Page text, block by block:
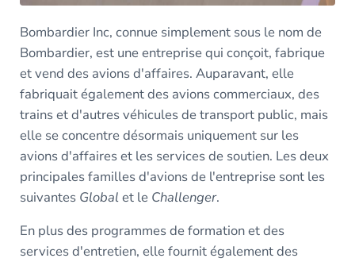
Bombardier Inc, connue simplement sous le nom de
Bombardier, est une entreprise qui conçoit, fabrique
et vend des avions d'affaires. Auparavant, elle
fabriquait également des avions commerciaux, des
trains et d'autres véhicules de transport public, mais
elle se concentre désormais uniquement sur les
avions d'affaires et les services de soutien. Les deux
principales familles d'avions de l'entreprise sont les
suivantes Globalet le Challenger.
En plus des programmes de formation et des
services d'entretien, elle fournit également des